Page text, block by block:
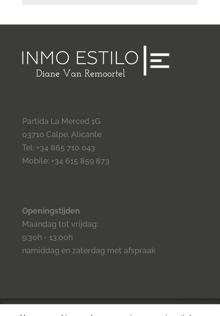
Partida La Merced 1G
03710 Calpe, Alicante
Tel: +34 865 710 043
Mobile: +34 615 859 873
Openingstijden
Maandag tot vrijdag:
9:30h - 13:00h
namiddag en zaterdag met afspraak